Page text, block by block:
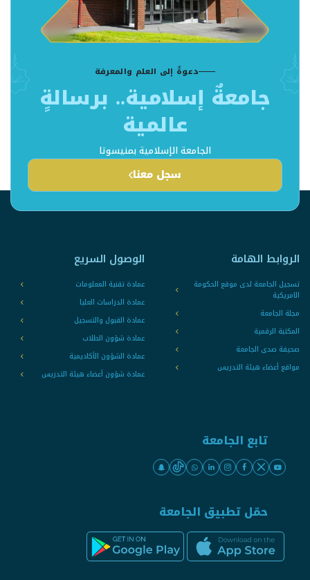
دعوةٌ إلى العلم والمعرفة
جامعةٌ إسلامية.. برسالةٍ
عالمية
الجامعة الإسلامية بمنيسوتا
سجل معنا
الروابط الهامة
تسجيل الجامعة لدى موقع الحكومة
الامريكية
مجلة الجامعة
المكتبة الرقمية
صحيفة صدى الجامعة
مواقع أعضاء هيئة التدريس
الوصول السريع
عمادة تقنية المعلومات
عمادة الدراسات العليا
عمادة القبول والتسجيل
عمادة شؤون الطلاب
عمادة الشؤون الأكاديمية
عمادة شؤون أعضاء هيئة التدريس
تابع الجامعة
حمّل تطبيق الجامعة